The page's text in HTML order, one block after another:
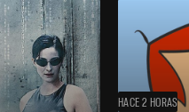
HACE 2 HORAS